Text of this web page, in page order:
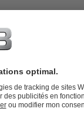
MA,